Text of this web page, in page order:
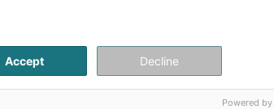
(et au programme pas toujours à l'heure encore
une fontaine de champagne et le rendu était
rogala
Accept Decline
Powered by